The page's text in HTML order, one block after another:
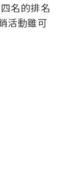
名的排名
活動雖可